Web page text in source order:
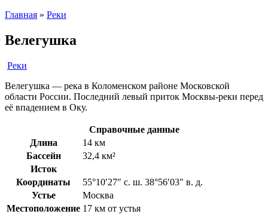
Главная » Реки
Велегушка
Реки
Велегушка — река в Коломенском районе Московской
области России. Последний левый приток Москвы-реки перед
её впадением в Оку.
Справочные данные
Длина
14 км
Бассейн
32,4 км²
Исток
Координаты
55°10′27″ с. ш. 38°56′03″ в. д.
Устье
Москва
Местоположение 17 км от устья